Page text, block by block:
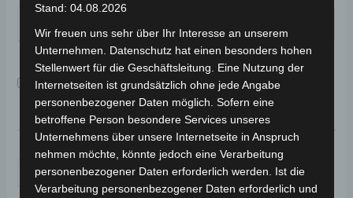
Aufbauservice 149,00 €
IN DEN WARENKORB
Stand: 04.08.2026
Wir freuen uns sehr über Ihr Interesse an unserem
Unternehmen. Datenschutz hat einen besonders hohen
Stellenwert für die Geschäftsleitung. Eine Nutzung der
Internetseiten ist grundsätzlich ohne jede Angabe
personenbezogener Daten möglich. Sofern eine
betroffene Person besondere Services unseres
Unternehmens über unsere Internetseite in Anspruch
nehmen möchte, könnte jedoch eine Verarbeitung
personenbezogener Daten erforderlich werden. Ist die
Verarbeitung personenbezogener Daten erforderlich und